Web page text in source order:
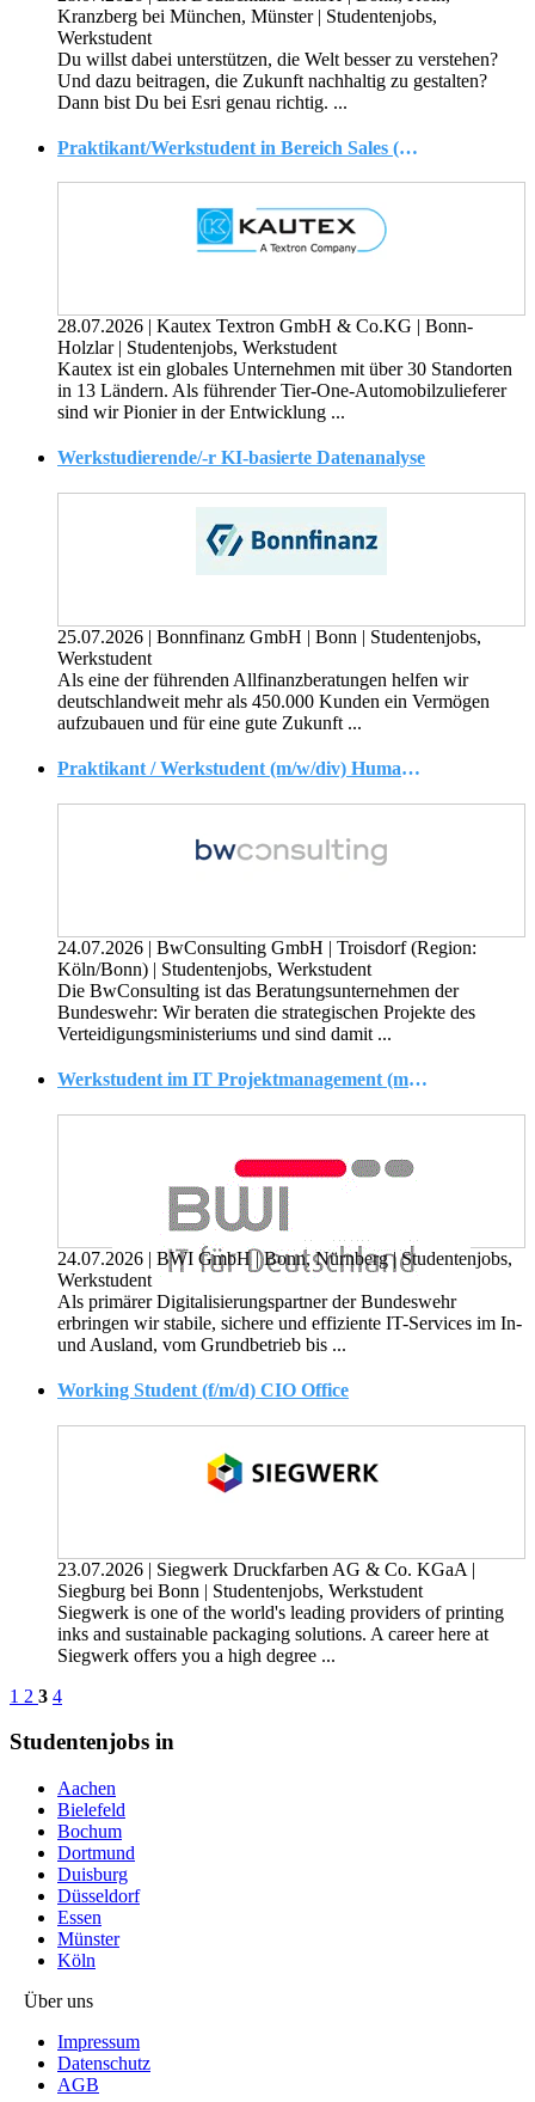
Kranzberg bei München, Münster | Studentenjobs,
Werkstudent
Du willst dabei unterstützen, die Welt besser zu verstehen?
Und dazu beitragen, die Zukunft nachhaltig zu gestalten?
Dann bist Du bei Esri genau richtig. ...
Praktikant/Werkstudent in Bereich Sales (m/f/x)
28.07.2026 | Kautex Textron GmbH & Co.KG | Bonn-
Holzlar | Studentenjobs, Werkstudent
Kautex ist ein globales Unternehmen mit über 30 Standorten
in 13 Ländern. Als führender Tier-One-Automobilzulieferer
sind wir Pionier in der Entwicklung ...
Werkstudierende/-r KI-basierte Datenanalyse
25.07.2026 | Bonnfinanz GmbH | Bonn | Studentenjobs,
Werkstudent
Als eine der führenden Allfinanzberatungen helfen wir
deutschlandweit mehr als 450.000 Kunden ein Vermögen
aufzubauen und für eine gute Zukunft ...
Praktikant / Werkstudent (m/w/div) Human Resources Management
24.07.2026 | BwConsulting GmbH | Troisdorf (Region:
Köln/Bonn) | Studentenjobs, Werkstudent
Die BwConsulting ist das Beratungsunternehmen der
Bundeswehr: Wir beraten die strategischen Projekte des
Verteidigungsministeriums und sind damit ...
Werkstudent im IT Projektmanagement (m/w/d)
24.07.2026 | BWI GmbH| Bonn, Nürnberg| Studentenjobs,
Werkstudent
Als primärer Digitalisierungspartner der Bundeswehr
erbringen wir stabile, sichere und effiziente IT-Services im In-
und Ausland, vom Grundbetrieb bis ...
Working Student (f/m/d) CIO Office
23.07.2026 | Siegwerk Druckfarben AG & Co. KGaA |
Siegburg bei Bonn | Studentenjobs, Werkstudent
Siegwerk is one of the world's leading providers of printing
inks and sustainable packaging solutions. A career here at
Siegwerk offers you a high degree ...
1 2 3 4
Studentenjobs in
Aachen
Bielefeld
Bochum
Dortmund
Duisburg
Düsseldorf
Essen
Münster
Köln
Über uns
Impressum
Datenschutz
AGB